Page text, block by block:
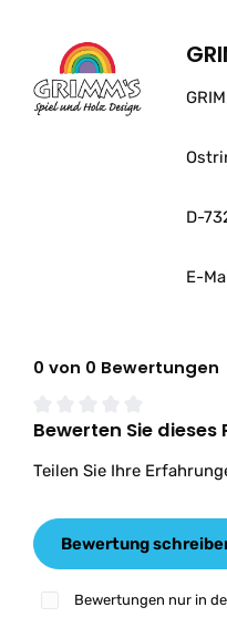
D-
E-
0 von 0 Bewertungen
Durchschnittliche
Bewerten Sie dieses
Teilen Sie Ihre
Bewertung
Bewertungen nur in